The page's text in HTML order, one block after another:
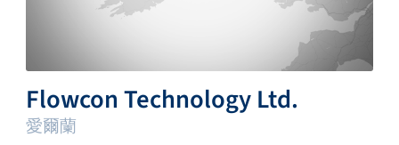
Flowcon Technology Ltd.
愛爾蘭